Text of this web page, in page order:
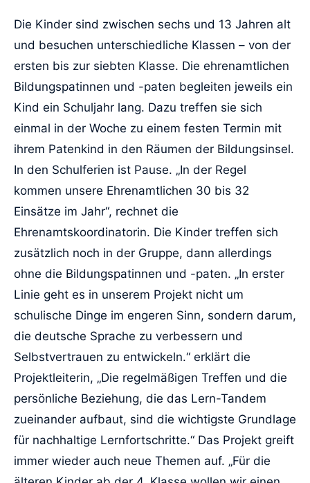
Die Kinder sind zwischen sechs und 13 Jahren alt
und besuchen unterschiedliche Klassen – von der
ersten bis zur siebten Klasse. Die ehrenamtlichen
Bildungspatinnen und -paten begleiten jeweils ein
Kind ein Schuljahr lang. Dazu treffen sie sich
einmal in der Woche zu einem festen Termin mit
ihrem Patenkind in den Räumen der Bildungsinsel.
In den Schulferien ist Pause. „In der Regel
kommen unsere Ehrenamtlichen 30 bis 32
Einsätze im Jahr“, rechnet die
Ehrenamtskoordinatorin. Die Kinder treffen sich
zusätzlich noch in der Gruppe, dann allerdings
ohne die Bildungspatinnen und -paten. „In erster
Linie geht es in unserem Projekt nicht um
schulische Dinge im engeren Sinn, sondern darum,
die deutsche Sprache zu verbessern und
Selbstvertrauen zu entwickeln.“ erklärt die
Projektleiterin, „Die regelmäßigen Treffen und die
persönliche Beziehung, die das Lern-Tandem
zueinander aufbaut, sind die wichtigste Grundlage
für nachhaltige Lernfortschritte.“ Das Projekt greift
immer wieder auch neue Themen auf. „Für die